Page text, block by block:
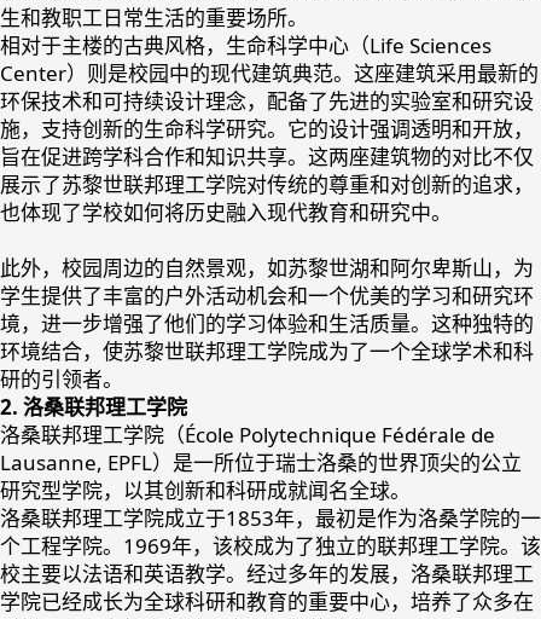
生和教职工日常生活的重要场所。
相对于主楼的古典风格，生命科学中心（Life Sciences
Center）则是校园中的现代建筑典范。这座建筑采用最新的
环保技术和可持续设计理念，配备了先进的实验室和研究设
施，支持创新的生命科学研究。它的设计强调透明和开放，
旨在促进跨学科合作和知识共享。这两座建筑物的对比不仅
展示了苏黎世联邦理工学院对传统的尊重和对创新的追求，
也体现了学校如何将历史融入现代教育和研究中。
此外，校园周边的自然景观，如苏黎世湖和阿尔卑斯山，为
学生提供了丰富的户外活动机会和一个优美的学习和研究环
境，进一步增强了他们的学习体验和生活质量。这种独特的
环境结合，使苏黎世联邦理工学院成为了一个全球学术和科
研的引领者。
2. 洛桑联邦理工学院
洛桑联邦理工学院（École Polytechnique Fédérale de
Lausanne, EPFL）是一所位于瑞士洛桑的世界顶尖的公立
研究型学院，以其创新和科研成就闻名全球。
洛桑联邦理工学院成立于1853年，最初是作为洛桑学院的一
个工程学院。1969年，该校成为了独立的联邦理工学院。该
校主要以法语和英语教学。经过多年的发展，洛桑联邦理工
学院已经成长为全球科研和教育的重要中心，培养了众多在